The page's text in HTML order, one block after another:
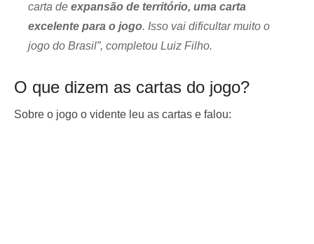
carta de expansão de território, uma carta
excelente para o jogo. Isso vai dificultar muito o
jogo do Brasil”, completou Luiz Filho.
O que dizem as cartas do jogo?
Sobre o jogo o vidente leu as cartas e falou: